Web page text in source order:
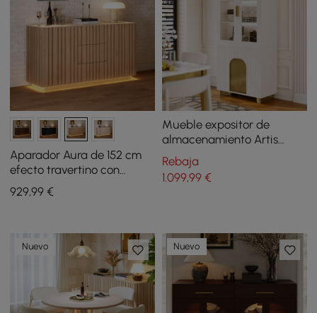
Aparador Aura de 152 cm
efecto travertino con
puertas alistonadas de
fresno y luz LED natural
929,99 €
Mueble expositor de
almacenamiento Artis
Modern blanco roto con
estantes, LED y panel
trasero
Rebaja
1.099,99€
Nuevo Nuevo